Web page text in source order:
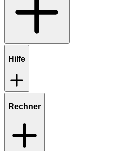
Hilfe
Rechner